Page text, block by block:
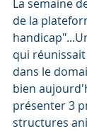
La semaine
de la
qui
dans le
bien
présenter 3
structures